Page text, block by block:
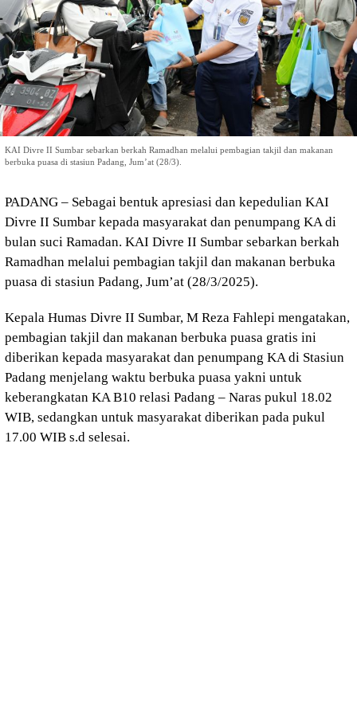
KAI Divre II Sumbar sebarkan berkah Ramadhan melalui pembagian takjil dan makanan
berbuka puasa di stasiun Padang, Jum’at (28/3).
PADANG – Sebagai bentuk apresiasi dan kepedulian KAI
Divre II Sumbar kepada masyarakat dan penumpang KA di
bulan suci Ramadan. KAI Divre II Sumbar sebarkan berkah
Ramadhan melalui pembagian takjil dan makanan berbuka
puasa di stasiun Padang, Jum’at (28/3/2025).
Kepala Humas Divre II Sumbar, M Reza Fahlepi mengatakan,
pembagian takjil dan makanan berbuka puasa gratis ini
diberikan kepada masyarakat dan penumpang KA di Stasiun
Padang menjelang waktu berbuka puasa yakni untuk
keberangkatan KA B10 relasi Padang – Naras pukul 18.02
WIB, sedangkan untuk masyarakat diberikan pada pukul
17.00 WIB s.d selesai.